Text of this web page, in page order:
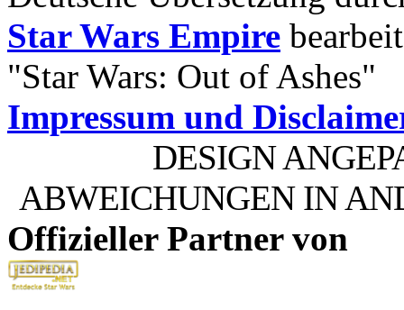
Star Wars Empire
"Star Wars: Out of Ashes"
Impressum und
DESIGN
ABWEICHUNGEN IN
Offizieller Partner von